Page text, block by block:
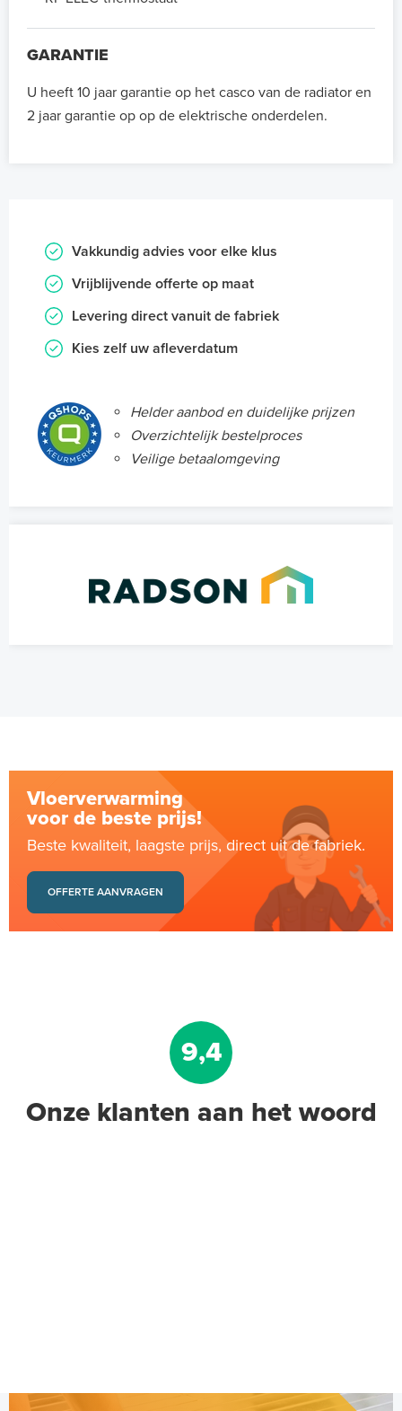
GARANTIE
U heeft 10 jaar garantie op het casco van de radiator en
2 jaar garantie op op de elektrische onderdelen.
Vakkundig advies voor elke klus
Vrijblijvende offerte op maat
Levering direct vanuit de fabriek
Kies zelf uw afleverdatum
Helder aanbod en duidelijke prijzen
Overzichtelijk bestelproces
Veilige betaalomgeving
Vloerverwarming
voor de beste prijs!
Beste kwaliteit, laagste prijs, direct uit de fabriek.
OFFERTE AANVRAGEN
9,4
Onze klanten aan het woord